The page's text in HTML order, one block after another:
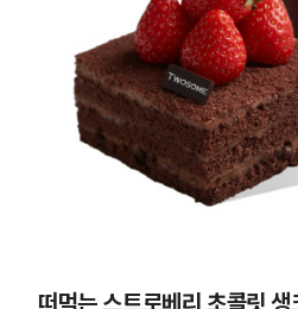
떠먹는 스트로베리 초콜릿 생